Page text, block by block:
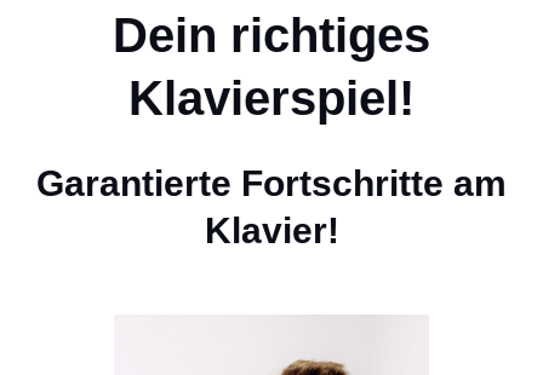
Dein richtiges
Klavierspiel!
Garantierte Fortschritte am
Klavier!